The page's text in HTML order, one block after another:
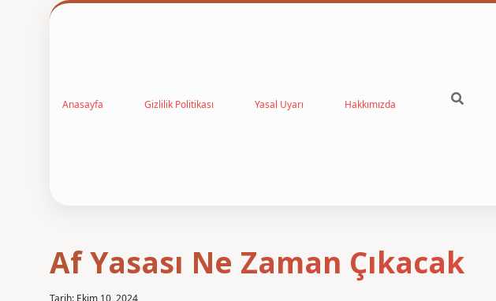
Anasayfa Gizlilik Politikası Yasal Uyarı Hakkımızda
Af Yasası Ne Zaman Çıkacak
Tarih: Ekim 10, 2024